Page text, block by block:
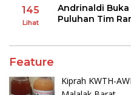
145
Lihat
Andrinaldi Buka
Puluhan Tim
Feature
Kiprah KWTH-